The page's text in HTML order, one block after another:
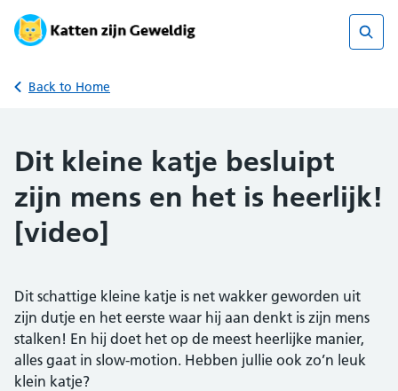
Skip
Back to Home
Dit kleine katje besluipt
zijn mens en het is heerlijk!
[video]
Dit schattige kleine katje is net wakker geworden uit
zijn dutje en het eerste waar hij aan denkt is zijn mens
stalken! En hij doet het op de meest heerlijke manier,
alles gaat in slow-motion. Hebben jullie ook zo’n leuk
klein katje?